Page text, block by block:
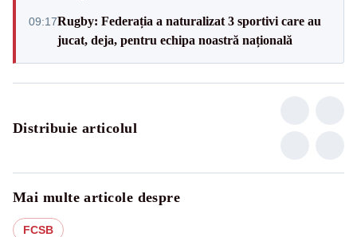
09:17Rugby: Federația a naturalizat 3 sportivi care au
jucat, deja, pentru echipa noastră națională
Distribuie articolul
Mai multe articole despre
FCSB